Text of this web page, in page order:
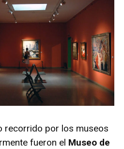
recorrido por los museos
fueron el Museo de